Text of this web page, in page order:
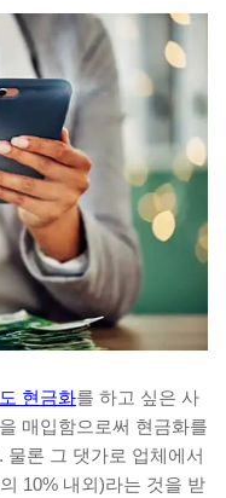
현금화를 하고 싶은 사
매입함으로써 현금화를
론 그 댓가로 업체에서
10% 내외)라는 것을 받